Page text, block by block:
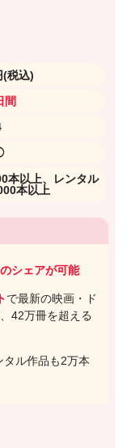
(税込)
間
本以上、レンタル
本以上
シェアが可能
で最新の映画・ド
42万冊を超える
タル作品も2万本